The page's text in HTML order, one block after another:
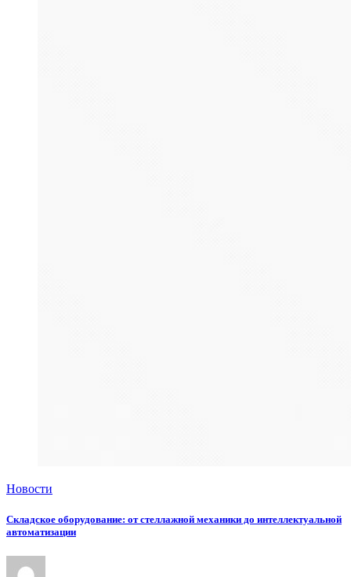
Новости
Складское оборудование: от стеллажной механики до интеллектуальной
автоматизации